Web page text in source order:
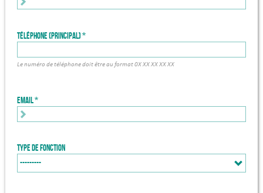
Téléphone (principal)
Le numéro de téléphone doit être au format 0X XX XX XX XX
Email
Type de fonction